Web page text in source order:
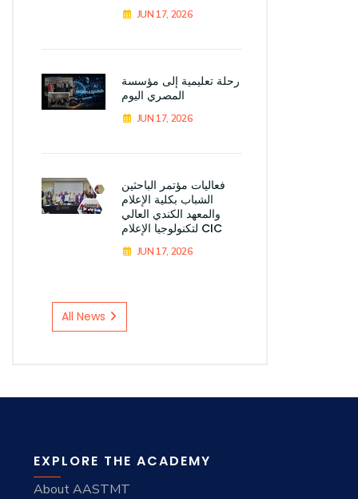
JUN 17, 2026
رحلة تعليمية إلى مؤسسة
المصري اليوم
JUN 17, 2026
فعاليات مؤتمر الباحثين
الشباب بكلية الإعلام
والمعهد الكندي العالي
لتكنولوجيا الإعلام CIC
JUN 17, 2026
All News
EXPLORE THE ACADEMY
About AASTMT